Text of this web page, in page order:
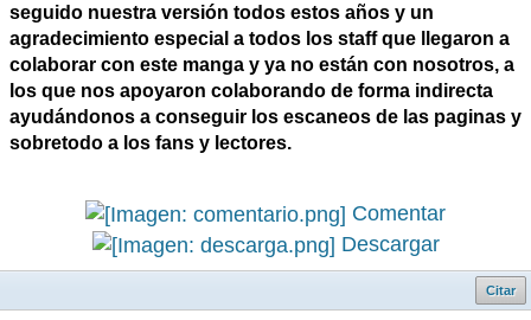
seguido nuestra versión todos estos años y un
agradecimiento especial a todos los staff que llegaron a
colaborar con este manga y ya no están con nosotros, a
los que nos apoyaron colaborando de forma indirecta
ayudándonos a conseguir los escaneos de las paginas y
sobretodo a los fans y lectores.
Comentar
Descargar
Citar